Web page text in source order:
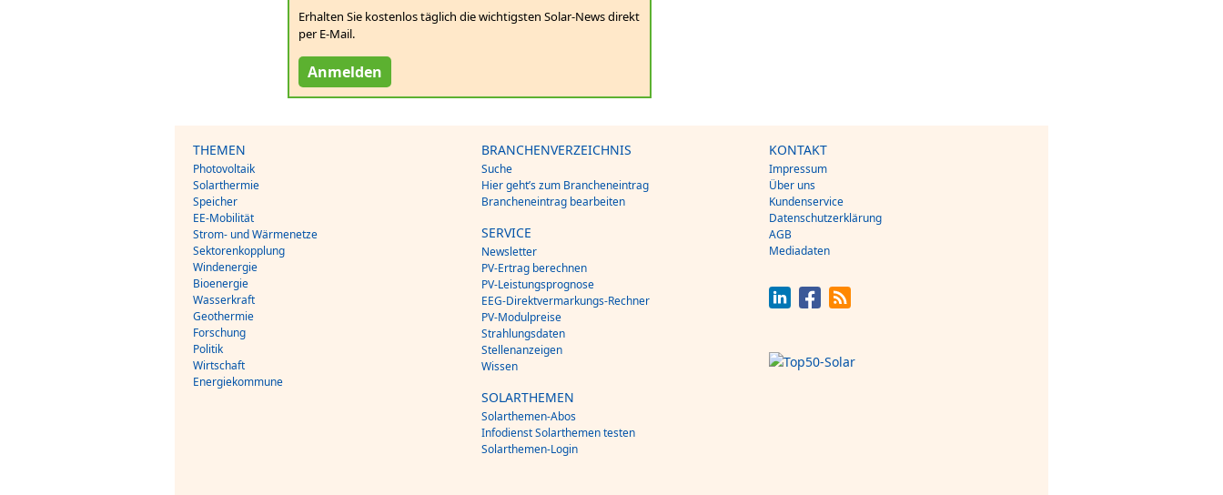
Erhalten Sie kostenlos täglich die wichtigsten Solar-News direkt
per E-Mail.
Anmelden
THEMEN
Photovoltaik
Solarthermie
Speicher
EE-Mobilität
Strom- und Wärmenetze
Sektorenkopplung
Windenergie
Bioenergie
Wasserkraft
Geothermie
Forschung
Politik
Wirtschaft
Energiekommune
BRANCHENVERZEICHNIS
Suche
Hier geht’s zum Brancheneintrag
Brancheneintrag bearbeiten
SERVICE
Newsletter
PV-Ertrag berechnen
PV-Leistungsprognose
EEG-Direktvermarkungs-Rechner
PV-Modulpreise
Strahlungsdaten
Stellenanzeigen
Wissen
SOLARTHEMEN
Solarthemen-Abos
Infodienst Solarthemen testen
Solarthemen-Login
KONTAKT
Impressum
Über uns
Kundenservice
Datenschutzerklärung
AGB
Mediadaten